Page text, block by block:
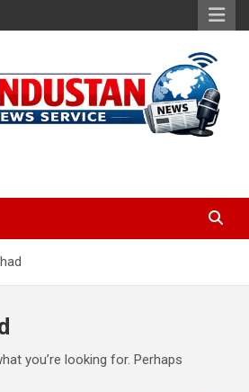
Service
you’re looking for. Perhaps